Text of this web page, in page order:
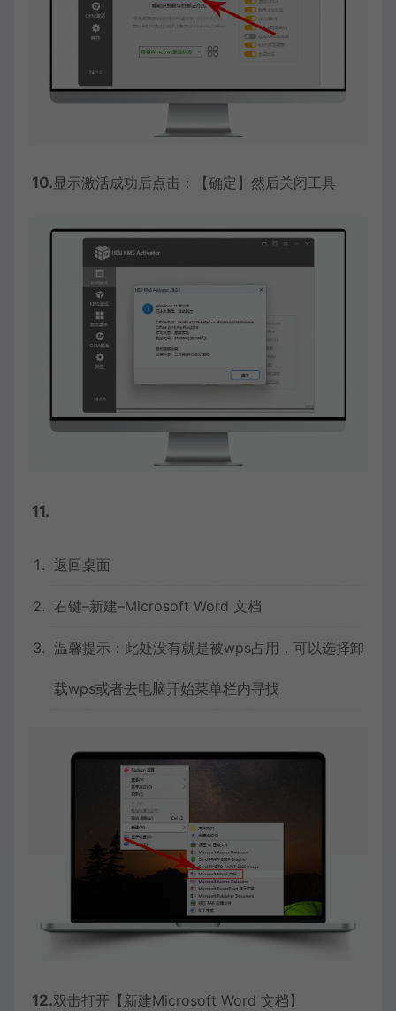
10.显示激活成功后点击：【确定】然后关闭工具
11.
返回桌面
右键–新建–Microsoft Word 文档
温馨提示：此处没有就是被wps占用，可以选择卸
载wps或者去电脑开始菜单栏内寻找
12.双击打开【新建Microsoft Word 文档】